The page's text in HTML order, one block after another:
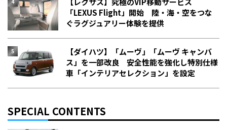
「LEXUS Flight」開始 陸・海・空をつな
ぐラグジュアリー体験を提供
【ダイハツ】「ムーヴ」「ムーヴ キャンバ
ス」を一部改良 安全性能を強化し特別仕様
車「インテリアセレクション」を設定
SPECIAL CONTENTS